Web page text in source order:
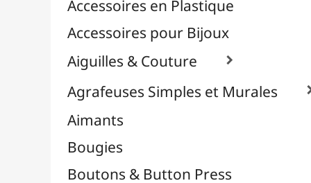
Crochets de Tricot
Divers
Effets Oxydation / Rouille
Emporte-Pièces & Perforatrices
Feuilles Métallisées & Foils
Feutrines & Caoutchouc Mousse
Fibres & Raphia
Fil Nylon & Elastiques
Fils Métalliques
Fleurs en Papier & Décors